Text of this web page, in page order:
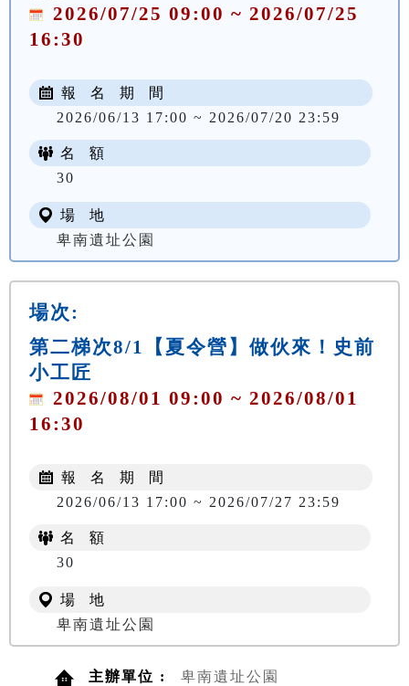
2026/07/25 09:00 ~ 2026/07/25
16:30
報 名 期 間
2026/06/13 17:00 ~ 2026/07/20 23:59
名 額
30
場 地
卑南遺址公園
場次:
第二梯次8/1【夏令營】做伙來！史前
小工匠
2026/08/01 09:00 ~ 2026/08/01
16:30
報 名 期 間
2026/06/13 17:00 ~ 2026/07/27 23:59
名 額
30
場 地
卑南遺址公園
主辦單位 : 卑南遺址公園